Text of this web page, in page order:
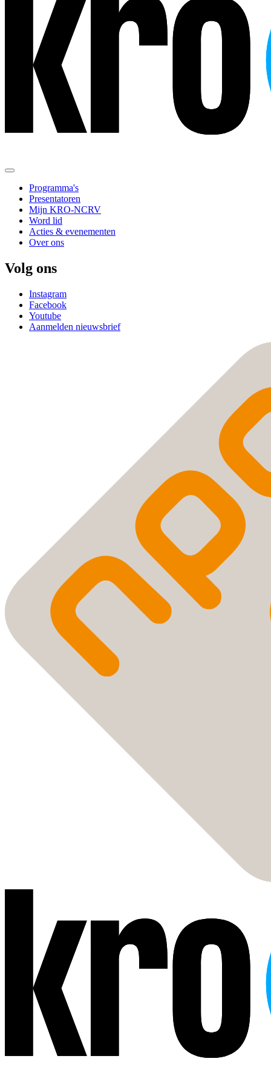
Programma's
Presentatoren
Mijn KRO-NCRV
Word lid
Acties & evenementen
Over ons
Volg ons
Instagram
Facebook
Youtube
Aanmelden nieuwsbrief